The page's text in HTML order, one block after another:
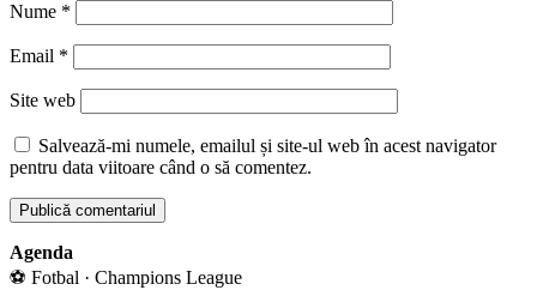
Nume *
Email *
Site web
Salvează-mi numele, emailul și site-ul web în acest navigator
pentru data viitoare când o să comentez.
Agenda
⚽ Fotbal · Champions League